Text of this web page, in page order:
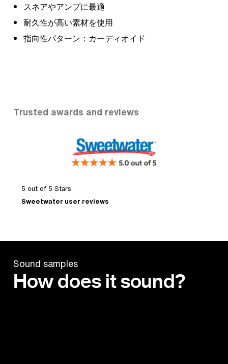
スネアやアンプに最適
耐久性が高い素材を使用
指向性パターン：カーディオイド
Trusted awards and reviews
5 out of 5 Stars
Sweetwater user reviews
Sound samples
How does it sound?